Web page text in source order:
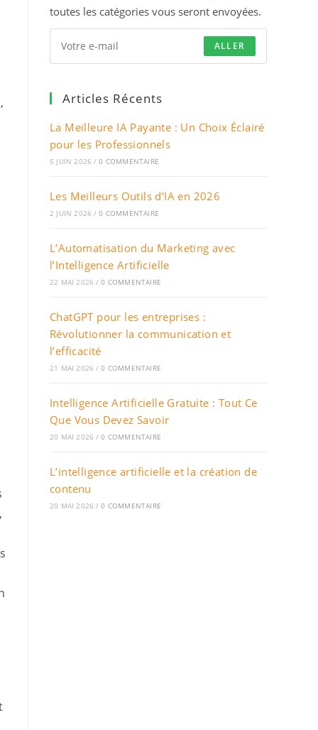
toutes les catégories vous seront envoyées.
ALLER
Articles Récents
La Meilleure IA Payante : Un Choix Éclairé
pour les Professionnels
5 JUIN 2026 / 0 COMMENTAIRE
Les Meilleurs Outils d’IA en 2026
2 JUIN 2026 / 0 COMMENTAIRE
L’Automatisation du Marketing avec
l’Intelligence Artificielle
22 MAI 2026 / 0 COMMENTAIRE
ChatGPT pour les entreprises :
Révolutionner la communication et
l’efficacité
21 MAI 2026 / 0 COMMENTAIRE
Intelligence Artificielle Gratuite : Tout Ce
Que Vous Devez Savoir
20 MAI 2026 / 0 COMMENTAIRE
L’intelligence artificielle et la création de
contenu
20 MAI 2026 / 0 COMMENTAIRE